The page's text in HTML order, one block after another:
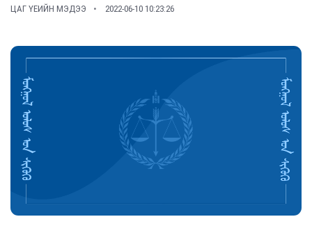
ЦАГ ҮЕИЙН МЭДЭЭ 2022-06-10 10:23:26